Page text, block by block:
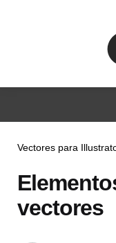
Vectores para
vectores